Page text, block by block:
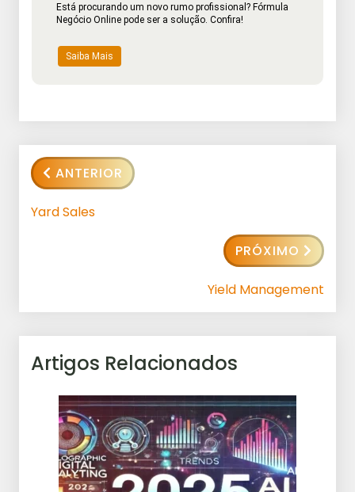
Está procurando um novo rumo profissional? Fórmula
Negócio Online pode ser a solução. Confira!
Saiba Mais
ANTERIOR
Yard Sales
PRÓXIMO
Yield Management
Artigos Relacionados